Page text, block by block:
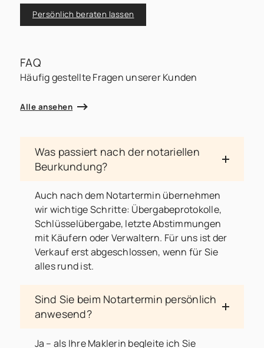
Persönlich beraten lassen
FAQ
Häufig gestellte Fragen unserer Kunden
Alle ansehen
Was passiert nach der notariellen
Beurkundung?
Auch nach dem Notartermin übernehmen
wir wichtige Schritte: Übergabeprotokolle,
Schlüsselübergabe, letzte Abstimmungen
mit Käufern oder Verwaltern. Für uns ist der
Verkauf erst abgeschlossen, wenn für Sie
alles rund ist.
Sind Sie beim Notartermin persönlich
anwesend?
Ja – als Ihre Maklerin begleite ich Sie